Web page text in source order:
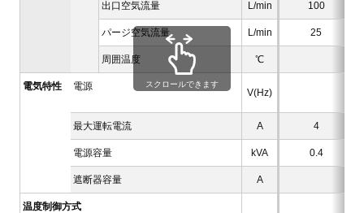
出口空気流量 L/min 100
パージ空気流量 L/min 25
周囲温度 ℃
電気特性 電源
V(Hz)
最大運転電流 A 4
電源容量 kVA 0.4
遮断器容量 A
温度制御方式
スクロールできます